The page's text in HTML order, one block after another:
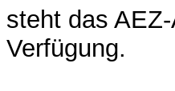
steht das
Verfügung.